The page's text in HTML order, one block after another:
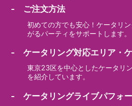
- ご注文方法
初めての方でも安心！ケータリ
がるパーティをサポートします。
- ケータリング対応エリア・
東京23区を中心としたケータリ
を紹介しています。
- ケータリングライブパフォ